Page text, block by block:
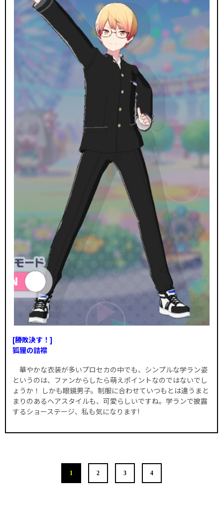
[勝敗決す！]
狐狸の詰襟
華やかな衣装が多いプロセカの中でも、シンプルな学ラン姿
というのは、ファンからしたら萌えポイントなのではないでし
ょうか！ しかも眼鏡男子。制服に合わせていつもとは違うまと
まりのあるヘアスタイルも、可愛らしいですね。学ランで披露
するショーステージ、私も気になります!
1 2 3 4